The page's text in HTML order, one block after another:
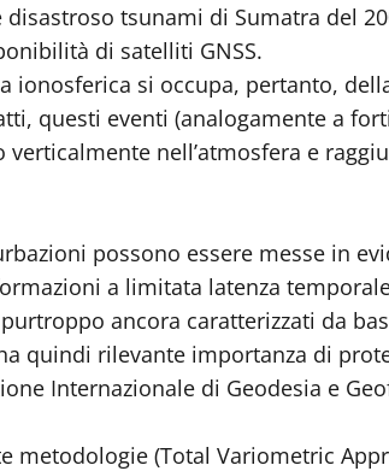
disastroso tsunami di Sumatra del
di satelliti GNSS.
ionosferica si occupa, pertanto,
questi eventi (analogamente a
verticalmente nell’atmosfera e
possono essere messe in
a limitata latenza
ancora caratterizzati da
quindi rilevante importanza di
Internazionale di Geodesia e
metodologie (Total Variometric